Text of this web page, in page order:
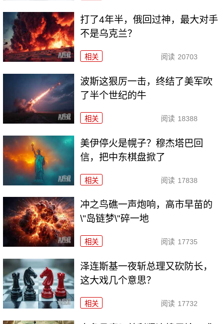
打了4年半，俄回过神，最大对手
不是乌克兰？
相关 阅读 20703
波斯这狠厉一击，终结了美军吹
了半个世纪的牛
相关 阅读 18388
美伊停火是幌子？穆杰塔巴回
信，把中东棋盘掀了
相关 阅读 17838
冲之鸟礁一声炮响，高市早苗的
\"岛链梦\"碎一地
相关 阅读 17735
泽连斯基一夜斩总理又砍防长，
这大戏几个意思？
相关 阅读 17732